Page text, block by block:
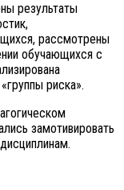
результаты
рассмотрены
обучающихся с
риска».
замотивировать